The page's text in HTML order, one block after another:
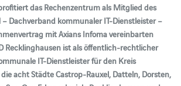
das Rechenzentrum als Mitglied des
Dachverband kommunaler IT-Dienstleister –
mit Axians Infoma vereinbarten
Recklinghausen ist als öffentlich-rechtlicher
IT-Dienstleister für den Kreis
acht StädteCastrop-Rauxel, Datteln, Dorsten,